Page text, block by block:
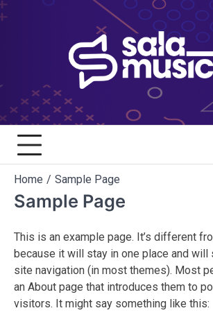
Skip
to
Home Sample Page
Sample Page
This is an example page. It’s different
because it will stay in one place and will
site navigation (in most themes). Most
an About page that introduces them to
visitors. It might say something like this: